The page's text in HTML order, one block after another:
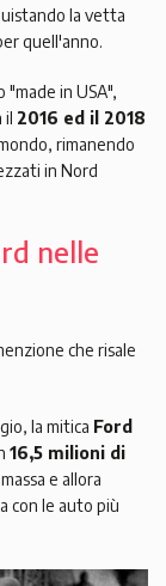
la vetta
quell'anno.
"made in USA",
il 2016 ed il 2018
rimanendo
in Nord
nelle
che risale
la mitica Ford
16,5 milioni di
e allora
con le auto più